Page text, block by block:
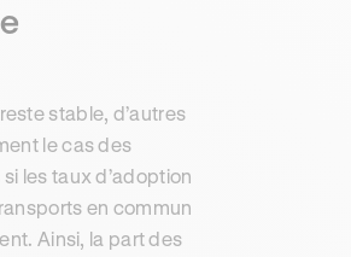
stable, d’autres
le cas des
si les taux d’adoption
en commun
Ainsi, la part des